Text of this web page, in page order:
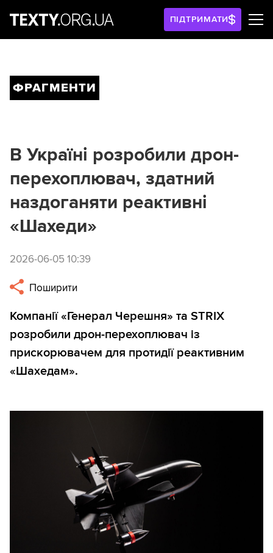
ПІДТРИМАТИ
ФРАГМЕНТИ
В Україні розробили дрон-
перехоплювач, здатний
наздоганяти реактивні
«Шахеди»
2026-06-05 10:39
Поширити
Компанії «Генерал Черешня» та STRIX
розробили дрон-перехоплювач із
прискорювачем для протидії реактивним
«Шахедам».